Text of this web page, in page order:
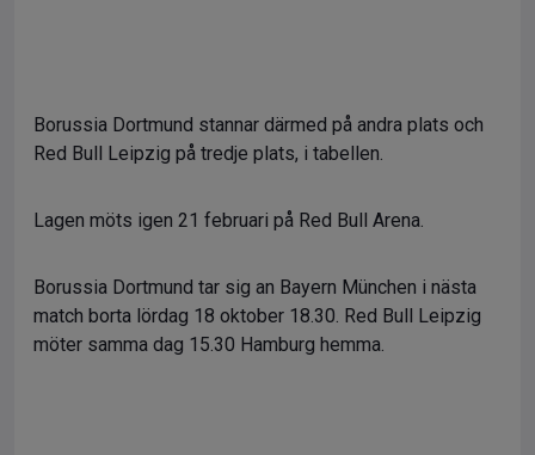
Borussia Dortmund stannar därmed på andra plats och
Red Bull Leipzig på tredje plats, i tabellen.
Lagen möts igen 21 februari på Red Bull Arena.
Borussia Dortmund tar sig an Bayern München i nästa
match borta lördag 18 oktober 18.30. Red Bull Leipzig
möter samma dag 15.30 Hamburg hemma.